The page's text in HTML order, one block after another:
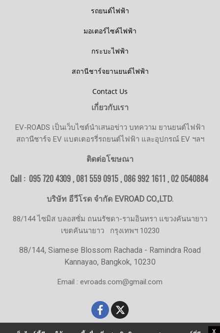
X
รถยนต์ไฟฟ้า
มอเตอร์ไซค์ไฟฟ้า
กระบะไฟฟ้า
สถานีชาร์จยานยนต์ไฟฟ้า
Contact Us
เกี่ยวกับเรา
EV-ROADS เป็นเว็บไซต์นำเสนอข่าว บทความ ยานยนต์ไฟฟ้า
สถานีชาร์จ EV แบตเตอรรี่รถยนต์ไฟฟ้า และอุปกรณ์ EV ฯลฯ
ติดต่อโฆษณา
Call : 095 720 4309 , 081 559 0915 , 086 992 1611 ,02 0540884
บริษัท อีวีโรด จำกัด EVROAD CO.,LTD.
88/144 ไซมิส บลอสซั่ม ถนนรัชดา-รามอินทรา แขวงคันนายาว
เขตคันนายาว กรุงเทพฯ 10230
88/144, Siamese Blossom Rachada - Ramindra Road
Kannayao, Bangkok, 10230
Email : evroads.com@gmail.com